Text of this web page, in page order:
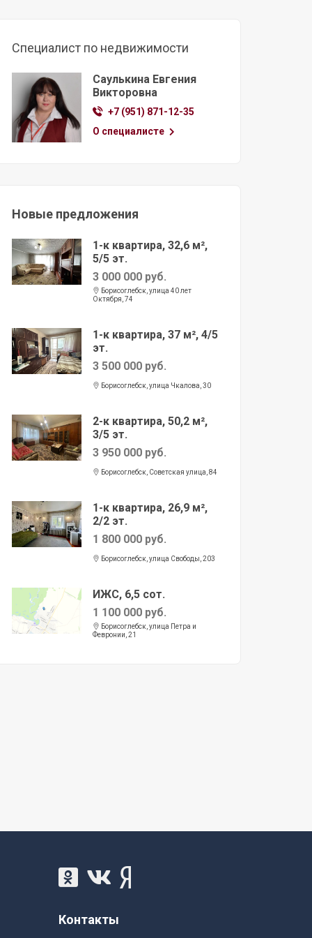
Специалист по недвижимости
Саулькина Евгения
Викторовна
+7 (951) 871-12-35
О специалисте
Новые предложения
1-к квартира, 32,6 м²,
5/5 эт.
3 000 000 руб.
Борисоглебск, улица 40 лет
Октября, 74
1-к квартира, 37 м², 4/5
эт.
3 500 000 руб.
Борисоглебск, улица Чкалова, 30
2-к квартира, 50,2 м²,
3/5 эт.
3 950 000 руб.
Борисоглебск, Советская улица, 84
1-к квартира, 26,9 м²,
2/2 эт.
1 800 000 руб.
Борисоглебск, улица Свободы, 203
ИЖС, 6,5 сот.
1 100 000 руб.
Борисоглебск, улица Петра и
Февронии, 21
Контакты